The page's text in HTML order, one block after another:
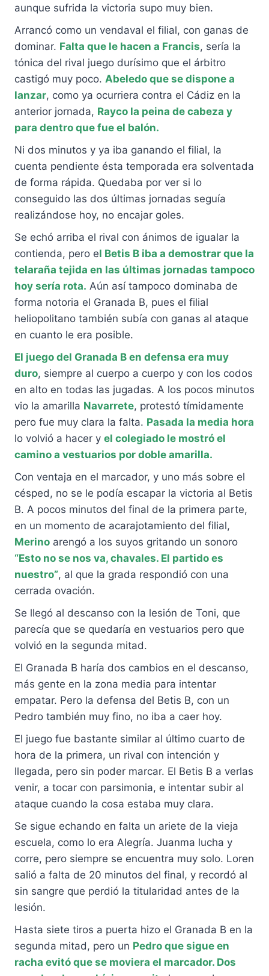
aunque sufrida la victoria supo muy bien.
Arrancó como un vendaval el filial, con ganas de
dominar. Falta que le hacen a Francis, sería la
tónica del rival juego durísimo que el árbitro
castigó muy poco. Abeledo que se dispone a
lanzar, como ya ocurriera contra el Cádiz en la
anterior jornada, Rayco la peina de cabeza y
para dentro que fue el balón.
Ni dos minutos y ya iba ganando el filial, la
cuenta pendiente ésta temporada era solventada
de forma rápida. Quedaba por ver si lo
conseguido las dos últimas jornadas seguía
realizándose hoy, no encajar goles.
Se echó arriba el rival con ánimos de igualar la
contienda, pero el Betis B iba a demostrar que la
telaraña tejida en las últimas jornadas tampoco
hoy sería rota. Aún así tampoco dominaba de
forma notoria el Granada B, pues el filial
heliopolitano también subía con ganas al ataque
en cuanto le era posible.
El juego del Granada B en defensa era muy
duro, siempre al cuerpo a cuerpo y con los codos
en alto en todas las jugadas. A los pocos minutos
vio la amarilla Navarrete, protestó tímidamente
pero fue muy clara la falta. Pasada la media hora
lo volvió a hacer y el colegiado le mostró el
camino a vestuarios por doble amarilla.
Con ventaja en el marcador, y uno más sobre el
césped, no se le podía escapar la victoria al Betis
B. A pocos minutos del final de la primera parte,
en un momento de acarajotamiento del filial,
Merino arengó a los suyos gritando un sonoro
“Esto no se nos va, chavales. El partido es
nuestro”, al que la grada respondió con una
cerrada ovación.
Se llegó al descanso con la lesión de Toni, que
parecía que se quedaría en vestuarios pero que
volvió en la segunda mitad.
El Granada B haría dos cambios en el descanso,
más gente en la zona media para intentar
empatar. Pero la defensa del Betis B, con un
Pedro también muy fino, no iba a caer hoy.
El juego fue bastante similar al último cuarto de
hora de la primera, un rival con intención y
llegada, pero sin poder marcar. El Betis B a verlas
venir, a tocar con parsimonia, e intentar subir al
ataque cuando la cosa estaba muy clara.
Se sigue echando en falta un ariete de la vieja
escuela, como lo era Alegría. Juanma lucha y
corre, pero siempre se encuentra muy solo. Loren
salió a falta de 20 minutos del final, y recordó al
sin sangre que perdió la titularidad antes de la
lesión.
Hasta siete tiros a puerta hizo el Granada B en la
segunda mitad, pero un Pedro que sigue en
racha evitó que se moviera el marcador. Dos